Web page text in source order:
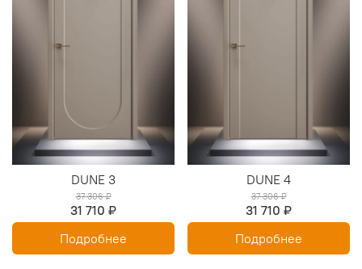
DUNE 3
37 306 ₽
31 710 ₽
Подробнее
DUNE 4
37 306 ₽
31 710 ₽
Подробнее